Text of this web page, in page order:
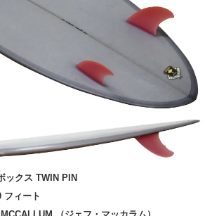
ックス TWIN PIN
フィート